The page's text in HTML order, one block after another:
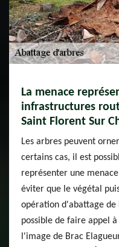
La menace
infrastructures
Saint Florent Sur
Les arbres peuvent
certains cas, il est
représenter une
éviter que le végétal
opération d'abattage de
possible de faire appel
l'image de Brac